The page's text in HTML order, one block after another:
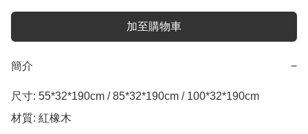
加至購物車
簡介 −
尺寸: 55*32*190cm / 85*32*190cm / 100*32*190cm
材質: 紅橡木